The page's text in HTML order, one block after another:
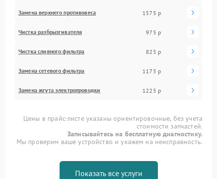
Замена верхнего противовеса 1575 р
Чистка разбрызгивателя 975 р
Чистка сливного фильтра 825 р
Замена сетевого фильтра 1175 р
Замена жгута электропроводки 1225 р
Цены в прайс-листе указаны ориентировочные, без учета
стоимости запчастей.
Записывайтесь на бесплатную диагностику.
Мы проверим ваше устройство и укажем на неисправность.
Показать все услуги